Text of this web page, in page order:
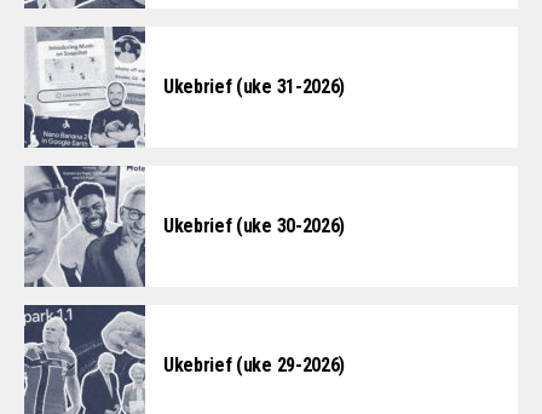
Ukebrief (uke 31-2026)
Ukebrief (uke 30-2026)
Ukebrief (uke 29-2026)